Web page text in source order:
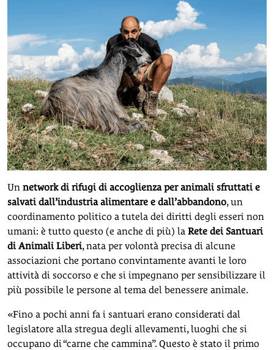
Un network di rifugi di accoglienza per animali sfruttati e
salvati dall’industria alimentare e dall’abbandono, un
coordinamento politico a tutela dei diritti degli esseri non
umani: è tutto questo (e anche di più) la Rete dei Santuari
di Animali Liberi, nata per volontà precisa di alcune
associazioni che portano convintamente avanti le loro
attività di soccorso e che si impegnano per sensibilizzare il
più possibile le persone al tema del benessere animale.
«Fino a pochi anni fa i santuari erano considerati dal
legislatore alla stregua degli allevamenti, luoghi che si
occupano di “carne che cammina”. Questo è stato il primo